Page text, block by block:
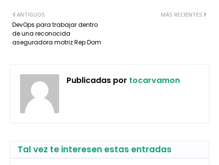
MÁS RECIENTES
ANTIGUOS
DevOps para trabajar dentro
de una reconocida
aseguradora motriz Rep Dom
Publicadas por tocarvamon
Tal vez te interesen estas entradas